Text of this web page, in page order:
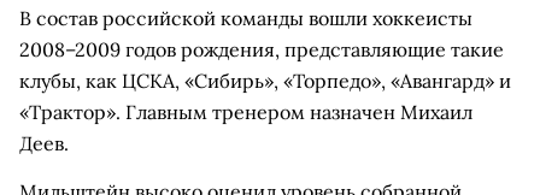
В состав российской команды вошли хоккеисты
2008–2009 годов рождения, представляющие такие
клубы, как ЦСКА, «Сибирь», «Торпедо», «Авангард» и
«Трактор». Главным тренером назначен Михаил
Деев.